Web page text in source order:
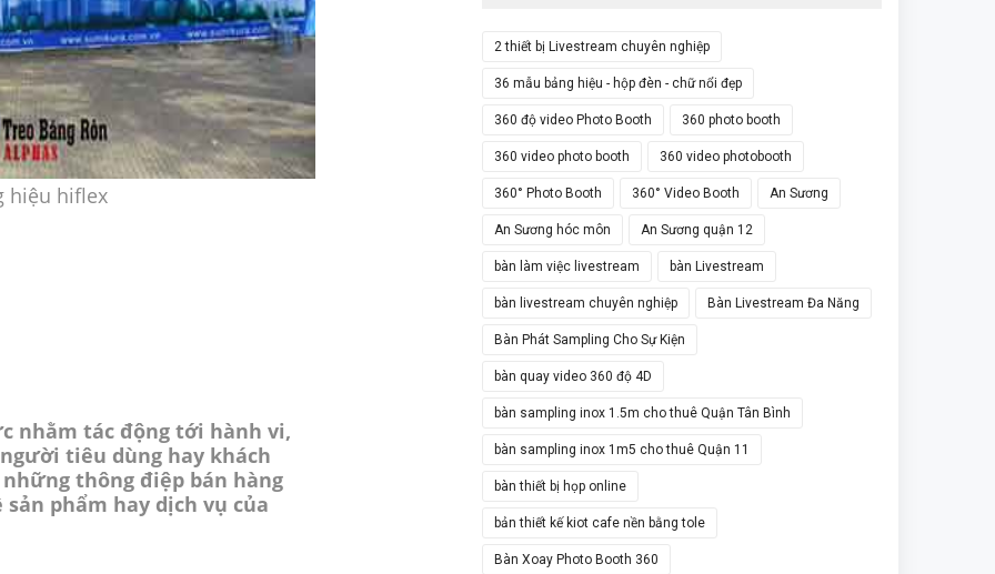
hiệu hiflex
nhằm tác động tới hành vi,
tiêu dùng hay khách
những thông điệp bán hàng
phẩm hay dịch vụ của
2 thiết bị Livestream chuyên nghiệp
36 mẫu bảng hiệu - hộp đèn - chữ nổi đẹp
360 độ video Photo Booth 360 photo booth
360 video photo booth 360 video photobooth
360° Photo Booth 360° Video Booth An Sương
An Sương hóc môn An Sương quận 12
bàn làm việc livestream bàn Livestream
bàn livestream chuyên nghiệp Bàn Livestream Đa Năng
Bàn Phát Sampling Cho Sự Kiện
bàn quay video 360 độ 4D
bàn sampling inox 1.5m cho thuê Quận Tân Bình
bàn sampling inox 1m5 cho thuê Quận 11
bàn thiết bị họp online
bản thiết kế kiot cafe nền bằng tole
Bàn Xoay Photo Booth 360